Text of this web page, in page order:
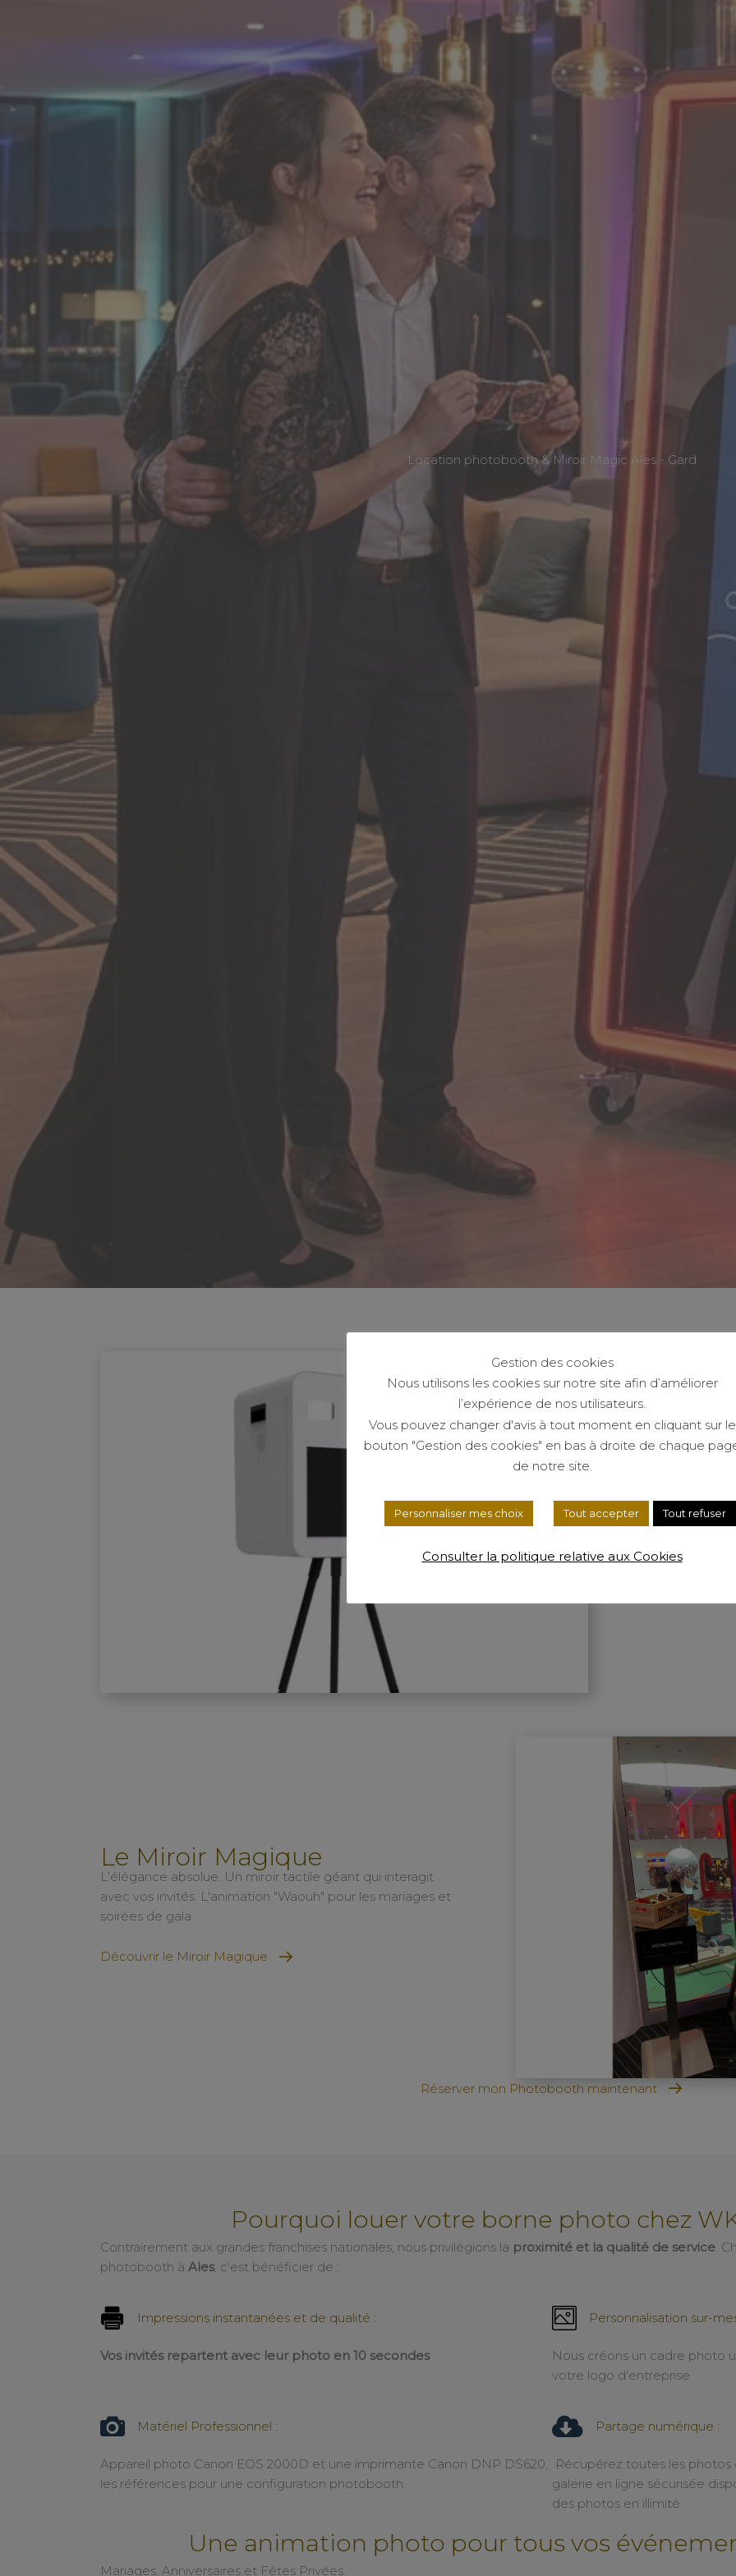
Location photobooth & Miroir Magic Ales - Gard
Moderne,
Découvrir la
Le Miroir Magique
L'élégance absolue. Un miroir tactile géant qui interagit
avec vos invités. L'animation "Waouh" pour les mariages et
soirées de gala.
Découvrir le Miroir Magique
Réserver mon Photobooth maintenant
Pourquoi louer votre borne photo chez
Contrairement aux grandes franchises nationales, nous privilégions la proximité et la qualité de service.
photobooth à Ales, c'est bénéficier de :
Impressions instantanées et de qualité :
Vos invités repartent avec leur photo en 10 secondes
Personnalisation sur-
Nous créons un cadre photo
votre logo d'entreprise
Matériel Professionnel :
Matériel Professionnel :
Appareil photo Canon EOS 2000D et une imprimante Canon DNP DS620,
les références pour une configuration photobooth.
Partage numérique :
Récupérez toutes les photos
galerie en ligne sécurisée
des photos en illimité.
Une animation photo pour tous vos
Mariages, Anniversaires et Fêtes Privées.
Gestion des cookies
Nous utilisons les cookies sur notre site afin d’améliorer
l’expérience de nos utilisateurs.
Vous pouvez changer d'avis à tout moment en cliquant sur le
bouton "Gestion des cookies" en bas à droite de chaque
de notre site.
Personnaliser mes choix Tout accepter Tout refuser
Consulter la politique relative aux Cookies